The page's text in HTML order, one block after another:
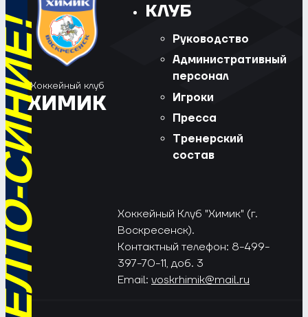
Хоккейный клуб
ХИМИК
КЛУБ
Руководство
Административный
персонал
Игроки
Пресса
Тренерский
состав
Хоккейный Клуб "Химик" (г.
Воскресенск).
Контактный телефон: 8-499-
397-70-11, доб. 3
Email: voskrhimik@mail.ru